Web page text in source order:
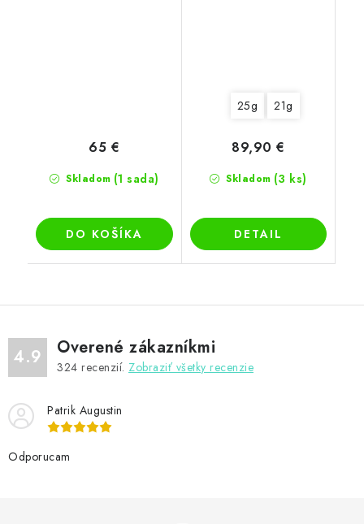
Skladom (1 sada)
65 €
DO KOŠÍKA
25g 21g
Skladom (3 ks)
89,90 €
DETAIL
4.9 Overené zákazníkmi
324 recenzií. Zobraziť všetky recenzie
Patrik Augustin
Odporucam